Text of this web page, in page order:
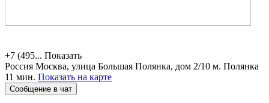
+7 (495... Показать
Россия Москва, улица Большая Полянка, дом 2/10 м. Полянка
11 мин. Показать на карте
Сообщение в чат